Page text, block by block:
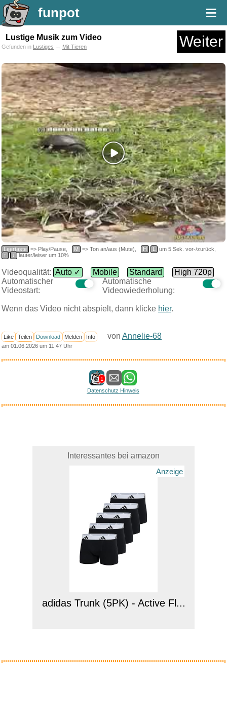
funpot ≡
Lustige Musik zum Video Weiter
Gefunden in Lustiges → Mit Tieren
Leertaste => Play/Pause, M => Ton an/aus (Mute), H L
um 5 Sek. vor-/zurück,
↑
↓ lauter/leiser um 10%
Videoqualität: Auto ✓ Mobile Standard
High 720p
Automatischer
Videostart:
Automatische
Videowiederholung:
Wenn das Video nicht abspielt, dann klicke hier.
Like Teilen Download Melden Info von Annelie-68
am 01.06.2026 um 11:47 Uhr
1
Datenschutz Hinweis
Interessantes bei amazon
Anzeige
adidas Trunk (5PK) - Active Fl...